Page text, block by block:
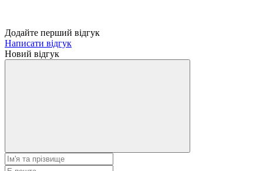
Додайте перший відгук
Написати відгук
Новий відгук